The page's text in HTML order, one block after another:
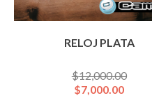
RELOJ PLATA
$12,000.00
$7,000.00